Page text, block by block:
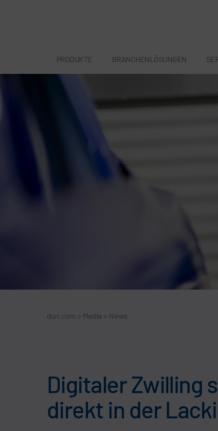
PRODUKTE BRANCHENLÖSUNGEN
durr.com > Media > News
Digitaler Zwilling
direkt in der